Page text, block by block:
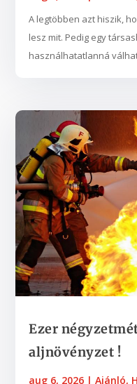
A legtöbben azt hiszik,
lesz mit. Pedig egy
használhatatlanná
Ezer
aljnövényzet !
aug 6, 2026 |Ajánló,